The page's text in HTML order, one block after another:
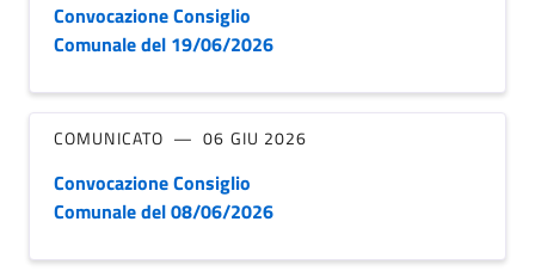
Convocazione Consiglio
Comunale del 19/06/2026
COMUNICATO 06 GIU 2026
Convocazione Consiglio
Comunale del 08/06/2026